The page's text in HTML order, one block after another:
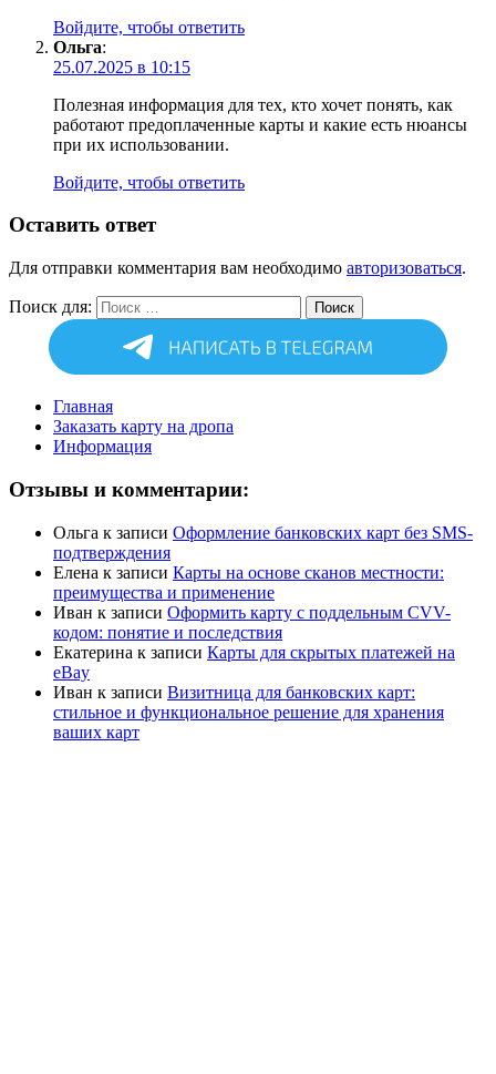
Войдите, чтобы ответить
Ольга:
25.07.2025 в 10:15
Полезная информация для тех, кто хочет понять, как
работают предоплаченные карты и какие есть нюансы
при их использовании.
Войдите, чтобы ответить
Оставить ответ
Для отправки комментария вам необходимо авторизоваться.
Поиск для: Поиск
Главная
Заказать карту на дропа
Информация
Отзывы и комментарии:
Ольга к записи Оформление банковских карт без SMS-
подтверждения
Елена к записи Карты на основе сканов местности:
преимущества и применение
Иван к записи Оформить карту с поддельным CVV-
кодом: понятие и последствия
Екатерина к записи Карты для скрытых платежей на
eBay
Иван к записи Визитница для банковских карт:
стильное и функциональное решение для хранения
ваших карт